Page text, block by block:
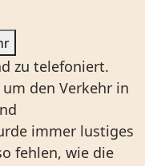
Uhr
zu telefoniert.
den Verkehr in
immer lustiges
fehlen, wie die